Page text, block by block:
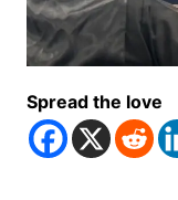
Spread the love